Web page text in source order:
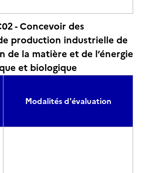
- Concevoir des
production industrielle de
la matière et de l’énergie
et biologique
Modalités d'évaluation